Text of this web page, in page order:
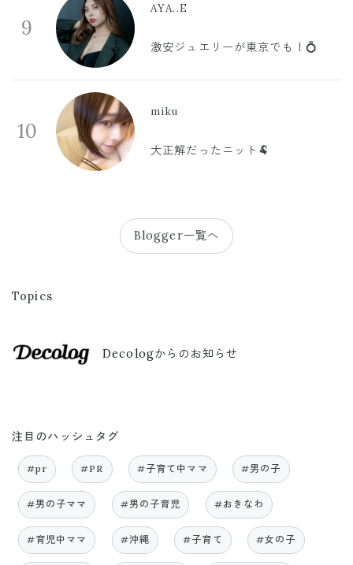
9
AYA..E
激安ジュエリーが東京でも！💍
10
miku
大正解だったニット🐏
Blogger一覧へ
Topics
Decologからのお知らせ
注目のハッシュタグ
#pr #PR #子育て中ママ #男の子
#男の子ママ #男の子育児 #おきなわ
#育児中ママ #沖縄 #子育て #女の子